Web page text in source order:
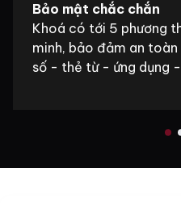
Bảo mật chắc chắn
Khoá có tới 5 phương
minh, bảo đảm an
số - thẻ từ - ứng dụng